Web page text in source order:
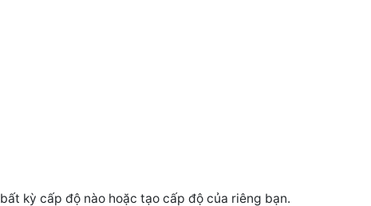
kỳ cấp độ nào hoặc tạo cấp độ của riêng bạn.